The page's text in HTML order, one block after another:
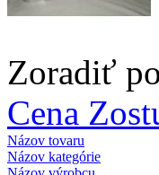
Zoradiť
Cena
Názov tovaru
Názov kategórie